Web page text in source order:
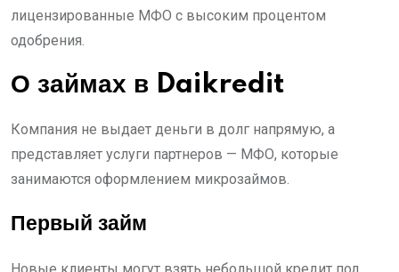
лицензированные МФО с высоким процентом
одобрения.
О займах в Daikredit
Компания не выдает деньги в долг напрямую, а
представляет услуги партнеров — МФО, которые
занимаются оформлением микрозаймов.
Первый займ
Новые клиенты могут взять небольшой кредит под